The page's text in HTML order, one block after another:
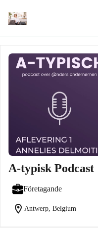
A-typisk Podcast
Företagande
location_on Antwerp, Belgium